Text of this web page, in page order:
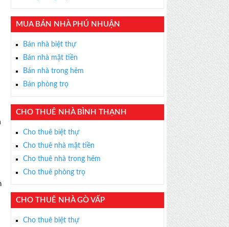
MUA BÁN NHÀ PHÚ NHUẬN
Bán nhà biệt thự
Bán nhà mặt tiền
Bán nhà trong hẻm
Bán phòng trọ
CHO THUÊ NHÀ BÌNH THẠNH
Cho thuê biệt thự
Cho thuê nhà mặt tiền
Cho thuê nhà trong hẻm
Cho thuê phòng trọ
CHO THUÊ NHÀ GÒ VẤP
Cho thuê biệt thự